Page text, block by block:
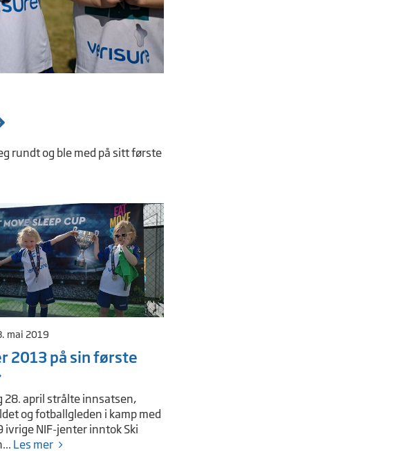
rundt og ble med på sitt første
mai 2019
2013 på sin første
28. april strålte innsatsen,
og fotballgleden i kamp med
ivrige NIF-jenter inntok Ski
Les mer